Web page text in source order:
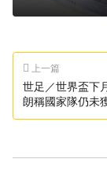
上一篇
世足／世界盃下
朗稱國家隊仍未